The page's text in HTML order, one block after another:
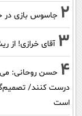
2 جاسوس بازی در
3 آقای خرازی!
4 حسن روحانی:
درست کنند/
است